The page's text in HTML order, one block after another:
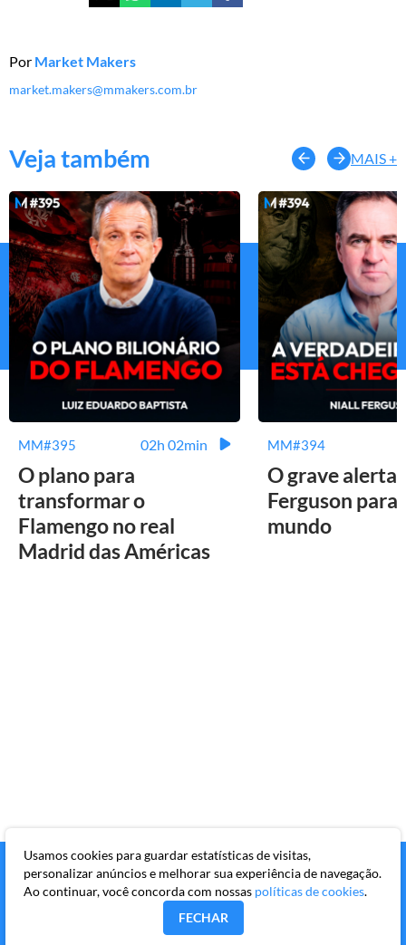
Por Market Makers
market.makers@mmakers.com.br
Veja também MAIS +
MM#395 02h 02min
O plano para
transformar o
Flamengo no real
Madrid das Américas
MM#394
O grave alerta
Ferguson para
mundo
Usamos cookies para guardar estatísticas de visitas,
personalizar anúncios e melhorar sua experiência de navegação.
Ao continuar, você concorda com nossas políticas de cookies.
FECHAR